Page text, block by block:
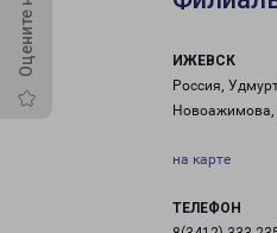
ИЖЕВСК
Россия,
Новоажимова,
на карте
ТЕЛЕФОН